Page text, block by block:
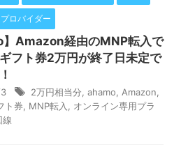
プロバイダー
】Amazon経由のMNP転入で
フト券2万円が終了日未定で
2万円相当分 ahamo Amazon
ト券
MNP転入
オンライン専用プラ
線